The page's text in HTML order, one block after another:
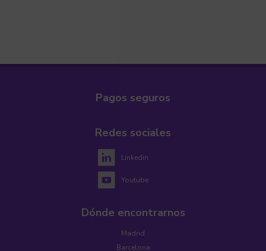
Pagos seguros
Redes sociales
Linkedin
Youtube
Dónde encontrarnos
Madrid
Barcelona